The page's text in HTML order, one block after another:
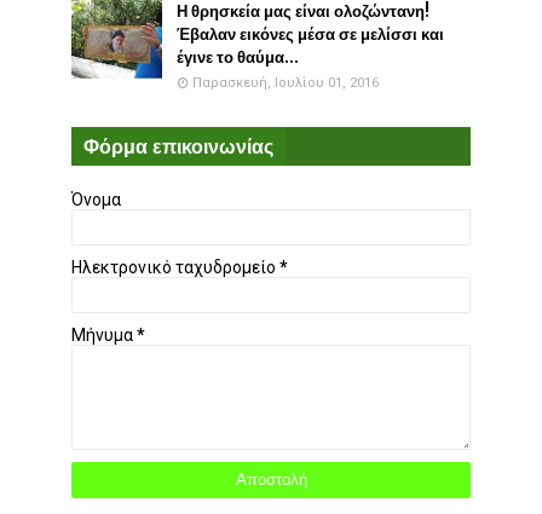
Η θρησκεία μας είναι ολοζώντανη!
Έβαλαν εικόνες μέσα σε μελίσσι και
έγινε το θαύμα...
Παρασκευή, Ιουλίου 01, 2016
Φόρμα επικοινωνίας
Όνομα
Ηλεκτρονικό ταχυδρομείο *
Μήνυμα*